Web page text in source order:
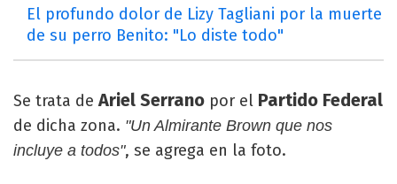
El profundo dolor de Lizy Tagliani por la muerte
de su perro Benito: "Lo diste todo"
Se trata de Ariel Serrano por el Partido Federal
de dicha zona. "Un Almirante Brown que nos
incluye a todos", se agrega en la foto.